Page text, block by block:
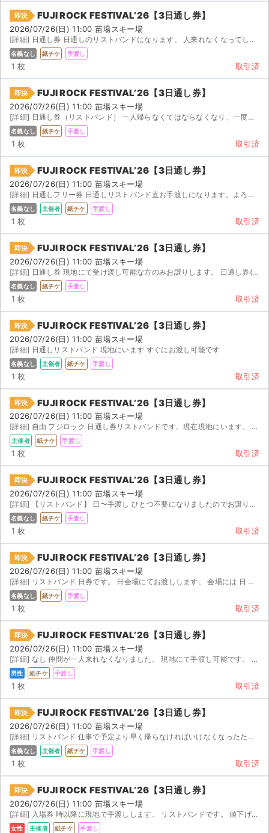
お知らせ
サイト情報
チケットジャム運営会社
チケットジャム利用規約
プライバシーポリシー
特定商取引法に基づく表記
公演登録依頼
不正転売禁止法について
チケットジャムの取り組み
音楽情報
即決 FUJI ROCK FESTIVAL’26【3日通し券】
2026/07/26(日) 11:00 苗場スキー場
[詳細] 日通し券 日通しのリストバンドになります。 人来れなくなってしまったため、譲ることにし...
名義なし 紙チケ 手渡し
1 枚 取引済
即決 FUJI ROCK FESTIVAL’26【3日通し券】
2026/07/26(日) 11:00 苗場スキー場
[詳細] 日通し券（リストバンド） 一人帰らなくてはならなくなり、一度使用したものをお譲りします。 ...
名義なし 紙チケ 手渡し
1 枚 取引済
即決 FUJI ROCK FESTIVAL’26【3日通し券】
2026/07/26(日) 11:00 苗場スキー場
[詳細] 日通しフリー券 日通しリストバンド直お手渡しになります。よろしくお願いします。
名義なし 主催者 紙チケ 手渡し
1 枚 取引済
即決 FUJI ROCK FESTIVAL’26【3日通し券】
2026/07/26(日) 11:00 苗場スキー場
[詳細] 日通し券 現地にて受け渡し可能な方のみお譲りします。 日通し券(リストバンド)です。
名義なし 紙チケ 手渡し
1 枚 取引済
即決 FUJI ROCK FESTIVAL’26【3日通し券】
2026/07/26(日) 11:00 苗場スキー場
[詳細] 日通しリストバンド 現地にいます すぐにお渡し可能です
名義なし 主催者 紙チケ 手渡し
1 枚 取引済
即決 FUJI ROCK FESTIVAL’26【3日通し券】
2026/07/26(日) 11:00 苗場スキー場
[詳細] 自由 フジロック 日通し券リストバンドです。現在現地にいます。 現地で手渡しします。
主催者 紙チケ 手渡し
1 枚 取引済
即決 FUJI ROCK FESTIVAL’26【3日通し券】
2026/07/26(日) 11:00 苗場スキー場
[詳細] 【リストバンド】 日〜手渡し ひとつ不要になりましたのでお譲りしたいと思います。 日現...
名義なし 紙チケ 手渡し
1 枚 取引済
即決 FUJI ROCK FESTIVAL’26【3日通し券】
2026/07/26(日) 11:00 苗場スキー場
[詳細] リストバンド 日券です。 日会場にてお渡しします。 会場には 日 時から 日深夜 時...
名義なし 紙チケ 手渡し
1 枚 取引済
即決 FUJI ROCK FESTIVAL’26【3日通し券】
2026/07/26(日) 11:00 苗場スキー場
[詳細] なし 仲間が一人来れなくなりました。 現地にて手渡し可能です。 如何でしょうか？
男性 紙チケ 手渡し
1 枚 取引済
即決 FUJI ROCK FESTIVAL’26【3日通し券】
2026/07/26(日) 11:00 苗場スキー場
[詳細] リストバンド 仕事で予定より早く帰らなければいけなくなったため、出品いたします。 / (...
名義なし 主催者 紙チケ 手渡し
1 枚 取引済
即決 FUJI ROCK FESTIVAL’26【3日通し券】
2026/07/26(日) 11:00 苗場スキー場
[詳細] 入場券 時以降に現地で手渡しします。 リストバンドです。 値下げ交渉可能
女性 主催者 紙チケ 手渡し